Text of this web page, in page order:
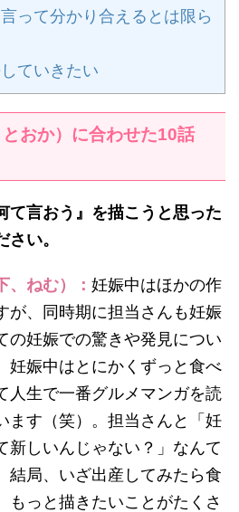
って分かり合えるとは限ら
ていきたい
おか）に合わせた10話
言おう』を描こうと思った
い。
、ねむ）： 妊娠中はほかの作
が、同時期に担当さんも妊娠
の妊娠での驚きや発見につい
妊娠中はとにかくずっと食べ
人生で一番グルメマンガを読
ます（笑）。担当さんと「妊
新しいんじゃない？」なんて
結局、いざ出産してみたら食
もっと描きたいことがたくさ